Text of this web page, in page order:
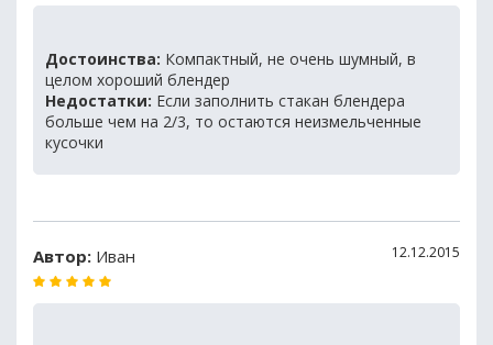
Достоинства: Компактный, не очень шумный, в
целом хороший блендер
Недостатки: Если заполнить стакан блендера
больше чем на 2/3, то остаются неизмельченные
кусочки
Автор: Иван 12.12.2015